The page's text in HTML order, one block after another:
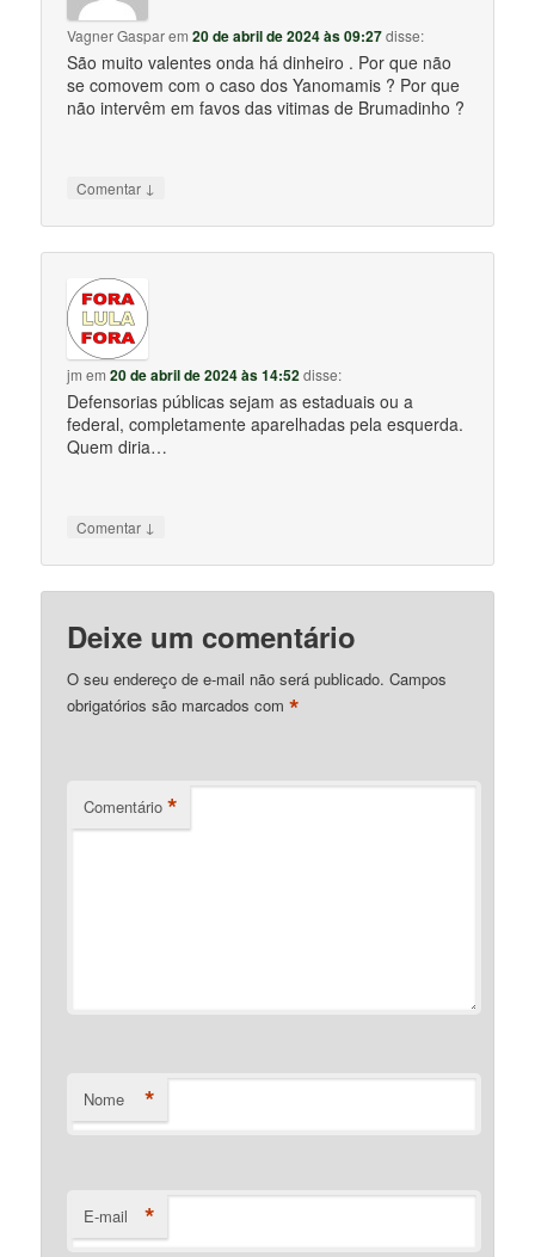
Vagner Gasparem20 de abril de 2024 às 09:27disse:
São muito valentes onda há dinheiro . Por que não
se comovem com o caso dos Yanomamis ? Por que
não intervêm em favos das vitimas de Brumadinho ?
Comentar ↓
jm em20 de abril de 2024 às 14:52disse:
Defensorias públicas sejam as estaduais ou a
federal, completamente aparelhadas pela esquerda.
Quem diria…
Comentar ↓
Deixe um comentário
O seu endereço de e-mail não será publicado. Campos
obrigatórios são marcados com*
Comentário *
Nome *
E-mail *